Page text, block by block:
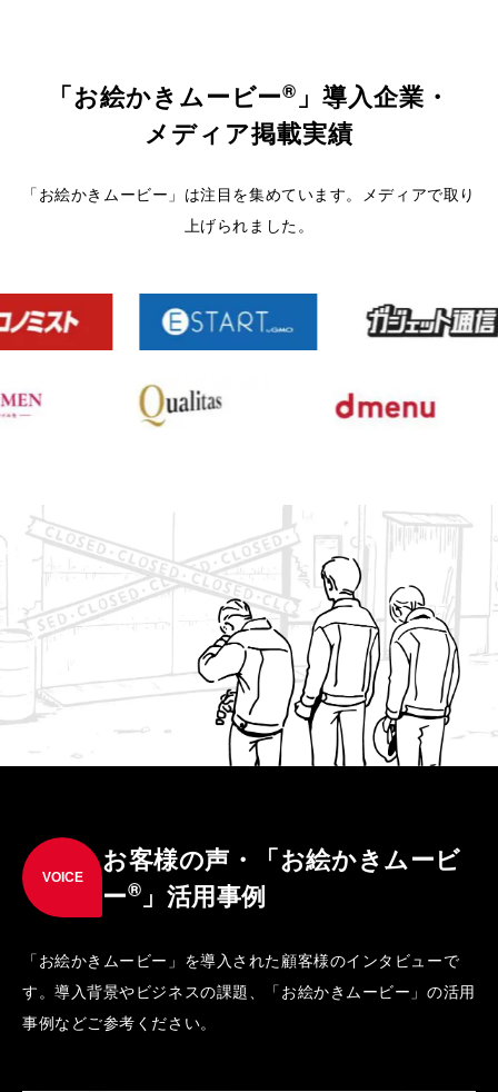
「お絵かきムービー® 」導入企業・
メディア掲載実績
「お絵かきムービー」は注目を集めています。メディアで取り
上げられました。
VOICE
お客様の声・「お絵かきムービ
ー® 」活用事例
「お絵かきムービー」を導入された顧客様のインタビューで
す。導入背景やビジネスの課題、「お絵かきムービー」の活用
事例などご参考ください。